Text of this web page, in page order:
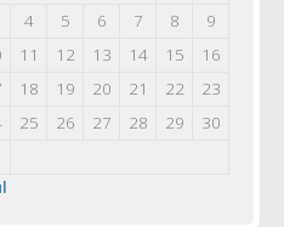
4 5 6 7 8
9
11 12 13 14 15
16
18 19 20 21 22
23
25 26 27 28 29
30